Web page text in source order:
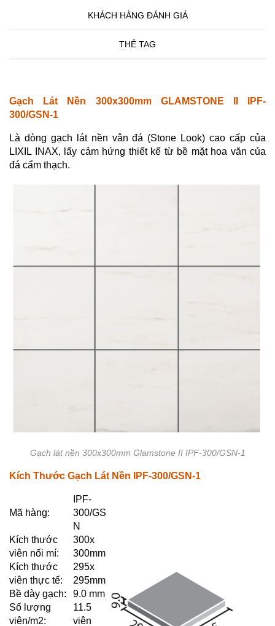
KHÁCH HÀNG ĐÁNH GIÁ
THẺ TAG
Gạch Lát Nền 300x300mm GLAMSTONE II IPF-
300/GSN-1
Là dòng gạch lát nền vân đá (Stone Look) cao cấp của
LIXIL INAX, lấy cảm hứng thiết kế từ bề mặt hoa văn của
đá cẩm thạch.
Gạch lát nền 300x300mm Glamstone II IPF-300/GSN-1
Kích Thước Gạch Lát Nền IPF-300/GSN-1
Mã hàng:
IPF-
300/GS
N
Kích thước
viên nối mí:
300x
300mm
Kích thước
viên thực tế:
295x
295mm
Bề dày gạch:
9.0 mm
Số lượng
viên/m2:
11.5
viên